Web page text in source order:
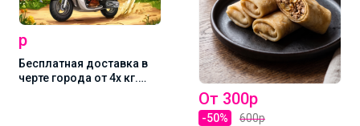
р
Бесплатная доставка в
черте города от 4х кг.
От 300р
-50%
600р